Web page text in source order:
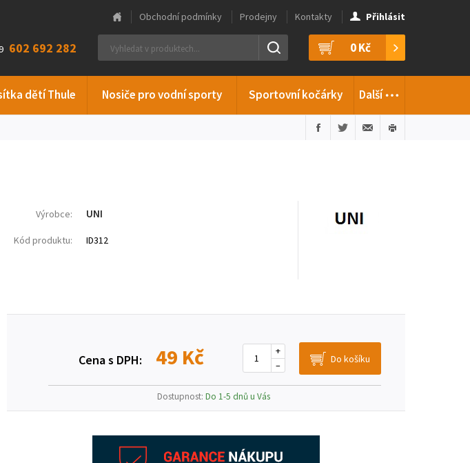
0 Kč
602 692 282
dětí Thule Nosiče pro vodní sporty Sportovní kočárky Další…
Obchodní podmínky Prodejny Kontakty Přihlásit
Výrobce: UNI
Kód produktu: ID312
Cena s DPH: 49 Kč –
+
Dostupnost: Do 1-5 dnů u Vás